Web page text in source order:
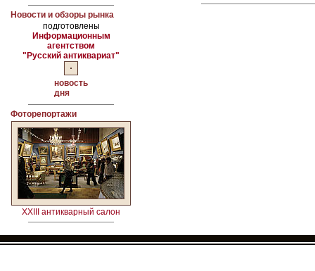
Новости и обзоры рынка
подготовлены
Информационным
агентством
"Русский антиквариат"
новость
дня
Фоторепортажи
XXIII антикварный салон